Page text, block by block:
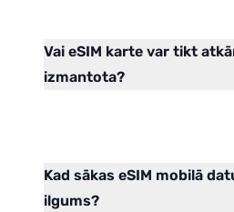
Vai eSIM karte var tikt
izmantota?
Kad sākas eSIM mobilā
ilgums?